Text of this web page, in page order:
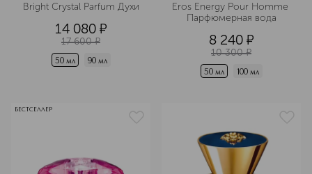
Bright Crystal Parfum Духи
14 080 ¤
17 600 ¤
50 мл 90 мл
Eros Energy Pour Homme
Парфюмерная вода
8 240 ¤
10 300 ¤
50 мл 100 мл
БЕСТСЕЛЛЕР